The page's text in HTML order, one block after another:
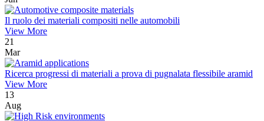
Il ruolo dei materiali compositi nelle automobili
View More
21
Mar
Ricerca progressi di materiali a prova di pugnalata flessibile aramid
View More
13
Aug